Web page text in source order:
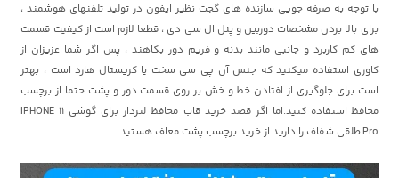
با توجه به صرفه جویی سازنده های گجت نظیر ایفون در تولید تلفنهای هوشمند ،
برای بالا بردن مشخصات دوربین و پنل ال سی دی ، قطعا لازم است از کیفیت قسمت
های کم کاربرد و جانبی مانند بدنه و فریم دور بکاهند ، پس اگر شما عزیزان از
کاوری استفاده میکنید که جنس آن پی سی سخت یا کریستال هارد است ، بهتر
است برای جلوگیری از افتادن خط و خش بر روی قسمت دور و پشت حتما از برچسب
محافظ استفاده کنید.اما اگر قصد خرید قاب محافظ لنزدار برای گوشی IPHONE 11
Pro طلقی شفاف را دارید از خرید برچسب پشت معاف هستید.